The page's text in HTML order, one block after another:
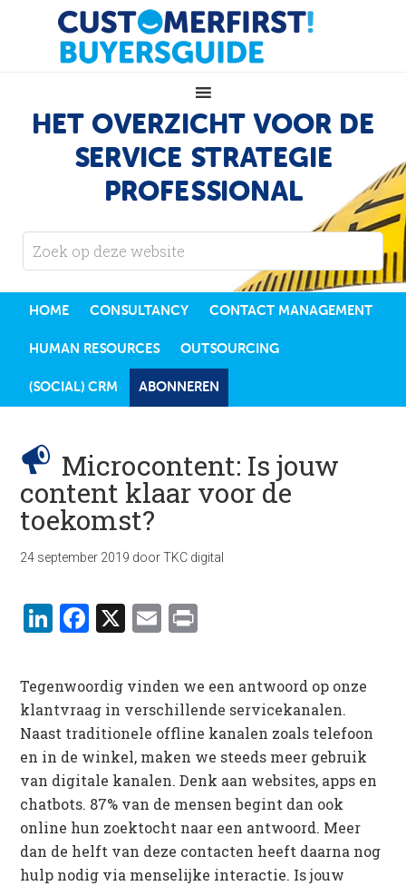
HET OVERZICHT VOOR DE
SERVICE STRATEGIE
PROFESSIONAL
HOME CONSULTANCY CONTACT MANAGEMENT
HUMAN RESOURCES OUTSOURCING
(SOCIAL) CRM ABONNEREN
Microcontent: Is jouw
content klaar voor de
toekomst?
24 september 2019 doorTKC digital
LinkedIn
Facebook
X Email
Tegenwoordig vinden we een antwoord op onze
klantvraag in verschillende servicekanalen.
Naast traditionele offline kanalen zoals telefoon
en in de winkel, maken we steeds meer gebruik
van digitale kanalen. Denk aan websites, apps en
chatbots. 87% van de mensen begint dan ook
online hun zoektocht naar een antwoord. Meer
dan de helft van deze contacten heeft daarna nog
hulp nodig via menselijke interactie. Is jouw